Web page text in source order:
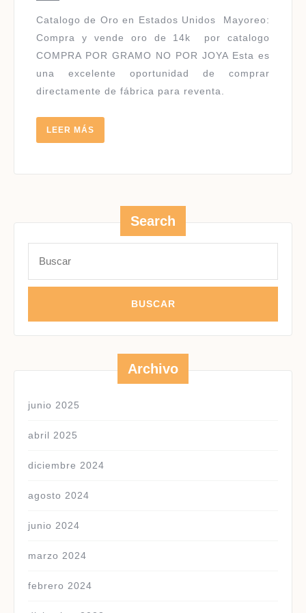
USA
Catalogo de Oro en Estados Unidos ​Mayoreo:
Compra y vende oro de 14k por catalogo
COMPRA POR GRAMO NO POR JOYA Esta es
una excelente oportunidad de comprar
directamente de fábrica para reventa.
LEER MÁS
MÁS
Search
Archivo
junio 2025
abril 2025
diciembre 2024
agosto 2024
junio 2024
marzo 2024
febrero 2024